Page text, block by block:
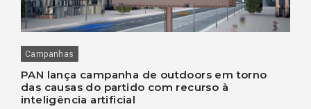
Campanhas
PAN lança campanha de outdoors em torno
das causas do partido com recurso à
inteligência artificial